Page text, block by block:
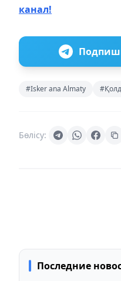
канал!
#Isker ana Almaty
Бөлісу:
Последние